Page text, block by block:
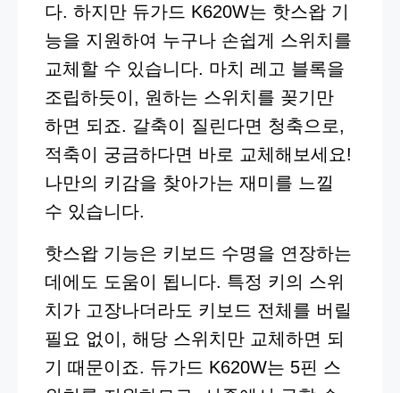
다. 하지만 듀가드 K620W는 핫스왑 기
능을 지원하여 누구나 손쉽게 스위치를
교체할 수 있습니다. 마치 레고 블록을
조립하듯이, 원하는 스위치를 꽂기만
하면 되죠. 갈축이 질린다면 청축으로,
적축이 궁금하다면 바로 교체해보세요!
나만의 키감을 찾아가는 재미를 느낄
수 있습니다.
핫스왑 기능은 키보드 수명을 연장하는
데에도 도움이 됩니다. 특정 키의 스위
치가 고장나더라도 키보드 전체를 버릴
필요 없이, 해당 스위치만 교체하면 되
기 때문이죠. 듀가드 K620W는 5핀 스